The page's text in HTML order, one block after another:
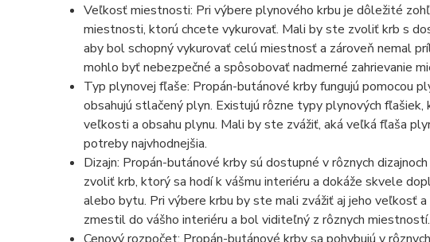
Veľkosť miestnosti: Pri výbere plynového krbu je dôležité
miestnosti, ktorú chcete vykurovať. Mali by ste zvoliť krb s
aby bol schopný vykurovať celú miestnosť a zároveň nemal
mohlo byť nebezpečné a spôsobovať nadmerné zahrievanie
Typ plynovej fľaše: Propán-butánové krby fungujú pomocou
obsahujú stlačený plyn. Existujú rôzne typy plynových fľašiek,
veľkosti a obsahu plynu. Mali by ste zvážiť, aká veľká fľaša
potreby najvhodnejšia.
Dizajn: Propán-butánové krby sú dostupné v rôznych
zvoliť krb, ktorý sa hodí k vášmu interiéru a dokáže skvele
alebo bytu. Pri výbere krbu by ste mali zvážiť aj jeho veľkosť a
zmestil do vášho interiéru a bol viditeľný z rôznych miestností.